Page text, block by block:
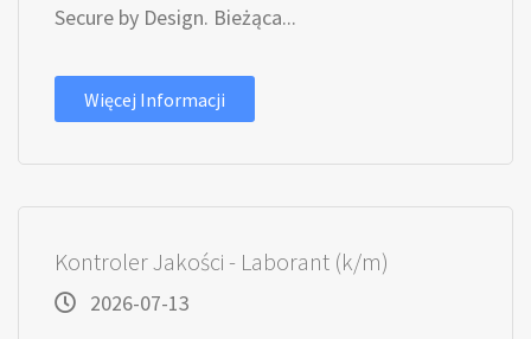
Secure by Design. Bieżąca...
Więcej Informacji
Kontroler Jakości - Laborant (k/m)
2026-07-13